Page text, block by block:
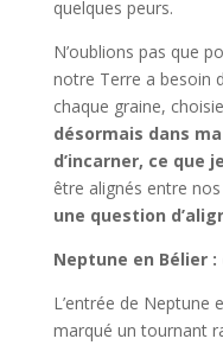
quelques peurs.
N’oublions pas que
notre Terre a besoin
chaque graine,
désormais dans
d’incarner, ce que
être alignés entre
une question
Neptune en Bélier :
L’entrée de Neptune
marqué un tournant